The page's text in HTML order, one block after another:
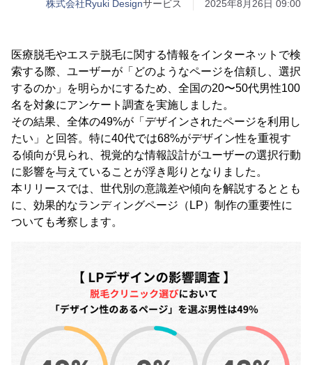
株式会社Ryuki Designサービス 2025年8月26日 09:00
医療脱毛やエステ脱毛に関する情報をインターネットで検
索する際、ユーザーが「どのようなページを信頼し、選択
するのか」を明らかにするため、全国の20〜50代男性100
名を対象にアンケート調査を実施しました。
その結果、全体の49%が「デザインされたページを利用し
たい」と回答。特に40代では68%がデザイン性を重視す
る傾向が見られ、視覚的な情報設計がユーザーの選択行動
に影響を与えていることが浮き彫りとなりました。
本リリースでは、世代別の意識差や傾向を解説するととも
に、効果的なランディングページ（LP）制作の重要性に
ついても考察します。